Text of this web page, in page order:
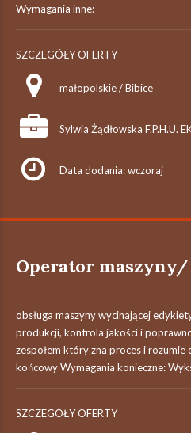
Wymagania inne:
SZCZEGÓŁY OFERTY
małopolskie / Bibice
Sylwia Żądłowska F.P.H.U.
Data dodania: wczoraj
Operator
obsługa maszyny wycinającej
produkcji, kontrola jakości i
zespołem który zna proces i
końcowy Wymagania konieczne:
SZCZEGÓŁY OFERTY